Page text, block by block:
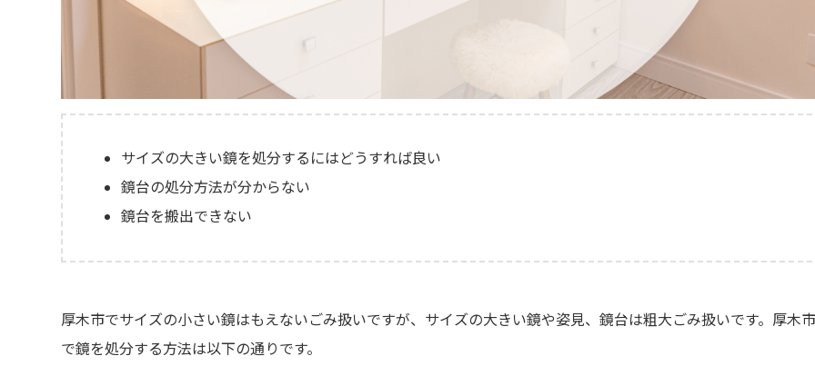
サイズの大きい鏡を処分するにはどうすれば良い
鏡台の処分方法が分からない
鏡台を搬出できない
厚木市でサイズの小さい鏡はもえないごみ扱いですが、サイズの大きい鏡や姿見、鏡台は粗大ごみ扱いです。厚木
で鏡を処分する方法は以下の通りです。